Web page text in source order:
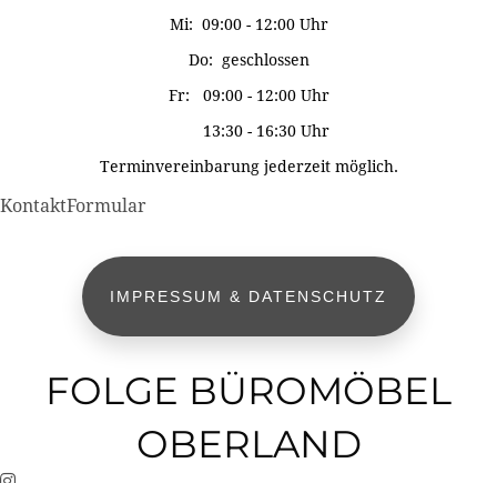
Mi: 09:00 - 12:00 Uhr
Do: geschlossen
Fr: 09:00 - 12:00 Uhr
13:30 - 16:30 Uhr
Terminvereinbarung jederzeit möglich.
KontaktFormular
IMPRESSUM & DATENSCHUTZ
FOLGE BÜROMÖBEL
OBERLAND